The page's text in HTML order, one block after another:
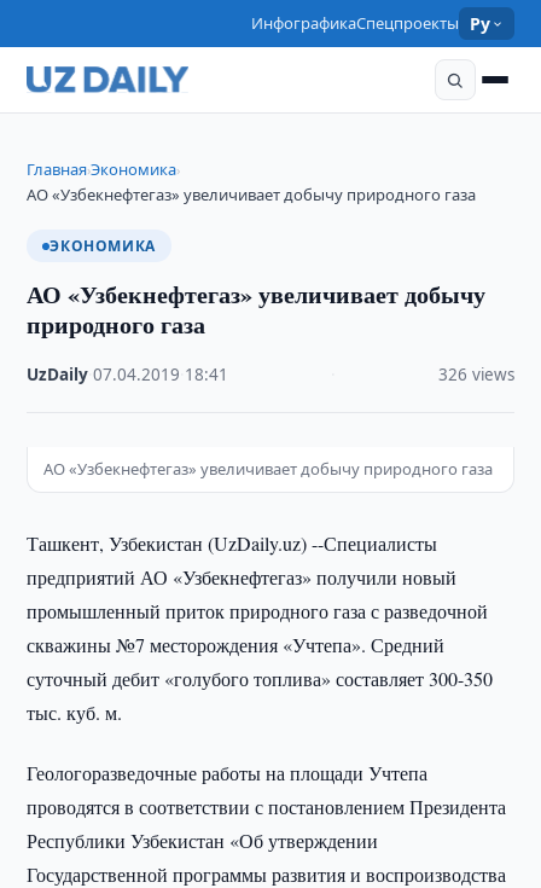
ИнфографикаСпецпроекты Ру
Главная›Экономика›
АО «Узбекнефтегаз» увеличивает добычу природного газа
ЭКОНОМИКА
АО «Узбекнефтегаз» увеличивает добычу
природного газа
UzDaily ·07.04.2019 18:41 326 views
АО «Узбекнефтегаз» увеличивает добычу природного газа
Ташкент, Узбекистан (UzDaily.uz) --Специалисты
предприятий АО «Узбекнефтегаз» получили новый
промышленный приток природного газа с разведочной
скважины №7 месторождения «Учтепа». Средний
суточный дебит «голубого топлива» составляет 300-350
тыс. куб. м.
Геологоразведочные работы на площади Учтепа
проводятся в соответствии с постановлением Президента
Республики Узбекистан «Об утверждении
Государственной программы развития и воспроизводства